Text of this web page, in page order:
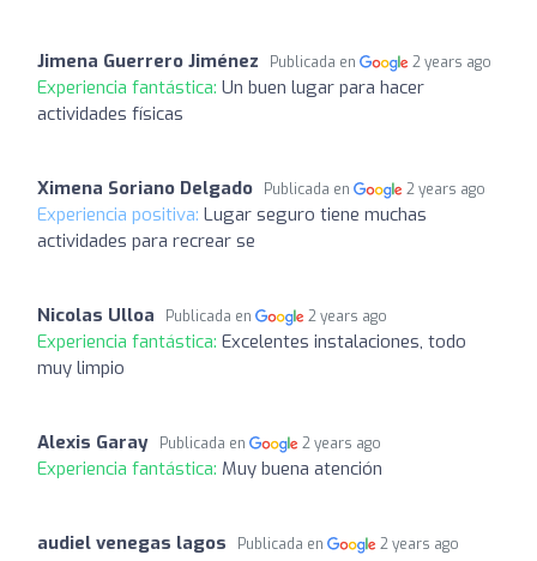
Jimena Guerrero Jiménez Publicada en 2 years ago
Experiencia fantástica: Un buen lugar para hacer
actividades físicas
Ximena Soriano Delgado Publicada en 2 years ago
Experiencia positiva: Lugar seguro tiene muchas
actividades para recrear se
Nicolas Ulloa Publicada en 2 years ago
Experiencia fantástica: Excelentes instalaciones, todo
muy limpio
Alexis Garay Publicada en 2 years ago
Experiencia fantástica: Muy buena atención
audiel venegas lagos Publicada en 2 years ago